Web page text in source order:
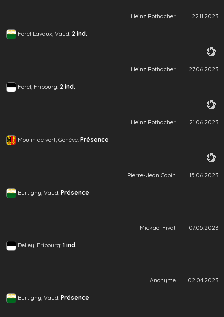
Heinz Rothacher 22.11.2023
Forel Lavaux, Vaud: 2 ind.
Heinz Rothacher 27.06.2023
Forel, Fribourg: 2 ind.
Heinz Rothacher 21.06.2023
Moulin de vert, Genève: Présence
Pierre-Jean Copin 15.06.2023
Burtigny, Vaud: Présence
Mickaël Fivat 07.05.2023
Delley, Fribourg: 1 ind.
Anonyme 02.04.2023
Burtigny, Vaud: Présence